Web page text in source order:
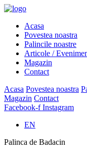
Acasa
Povestea noastra
Palincile noastre
Articole /
Magazin
Contact
Acasa Povestea noastra
Magazin Contact
Facebook-f Instagram
EN
Palinca de Badacin